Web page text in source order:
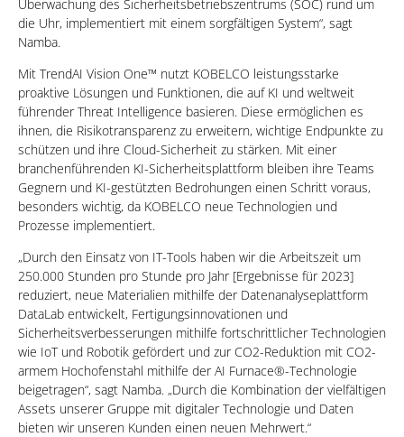
Überwachung des Sicherheitsbetriebszentrums (SOC) rund um
die Uhr, implementiert mit einem sorgfältigen System“, sagt
Namba.
Mit TrendAI Vision One™ nutzt KOBELCO leistungsstarke
proaktive Lösungen und Funktionen, die auf KI und weltweit
führender Threat Intelligence basieren. Diese ermöglichen es
ihnen, die Risikotransparenz zu erweitern, wichtige Endpunkte zu
schützen und ihre Cloud-Sicherheit zu stärken. Mit einer
branchenführenden KI-Sicherheitsplattform bleiben ihre Teams
Gegnern und KI-gestützten Bedrohungen einen Schritt voraus,
besonders wichtig, da KOBELCO neue Technologien und
Prozesse implementiert.
„Durch den Einsatz von IT-Tools haben wir die Arbeitszeit um
250.000 Stunden pro Stunde pro Jahr [Ergebnisse für 2023]
reduziert, neue Materialien mithilfe der Datenanalyseplattform
DataLab entwickelt, Fertigungsinnovationen und
Sicherheitsverbesserungen mithilfe fortschrittlicher Technologien
wie IoT und Robotik gefördert und zur CO2-Reduktion mit CO2-
armem Hochofenstahl mithilfe der AI Furnace®-Technologie
beigetragen“, sagt Namba. „Durch die Kombination der vielfältigen
Assets unserer Gruppe mit digitaler Technologie und Daten
bieten wir unseren Kunden einen neuen Mehrwert.“